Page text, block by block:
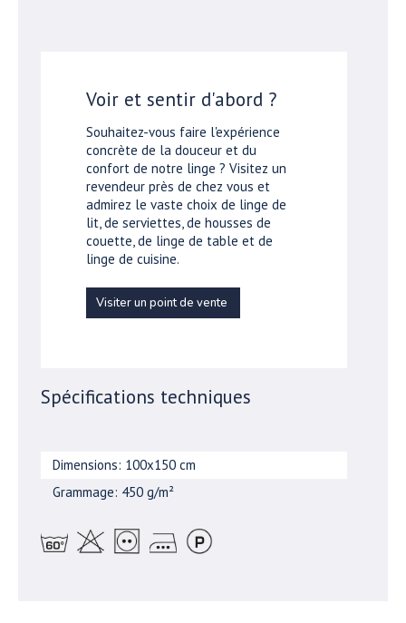
Voir et sentir d'abord ?
Souhaitez-vous faire l'expérience
concrète de la douceur et du
confort de notre linge ? Visitez un
revendeur près de chez vous et
admirez le vaste choix de linge de
lit, de serviettes, de housses de
couette, de linge de table et de
linge de cuisine.
Visiter un point de vente
Spécifications techniques
Dimensions: 100x150 cm
Grammage: 450 g/m²